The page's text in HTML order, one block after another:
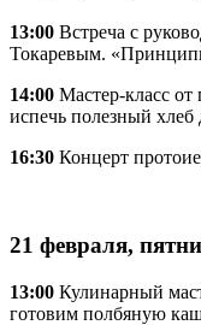
13:00 Встреча с
Токаревым.
14:00 Мастер-класс
испечь полезный хлеб
16:30 Концерт
21 февраля,
13:00 Кулинарный
готовим полбяную